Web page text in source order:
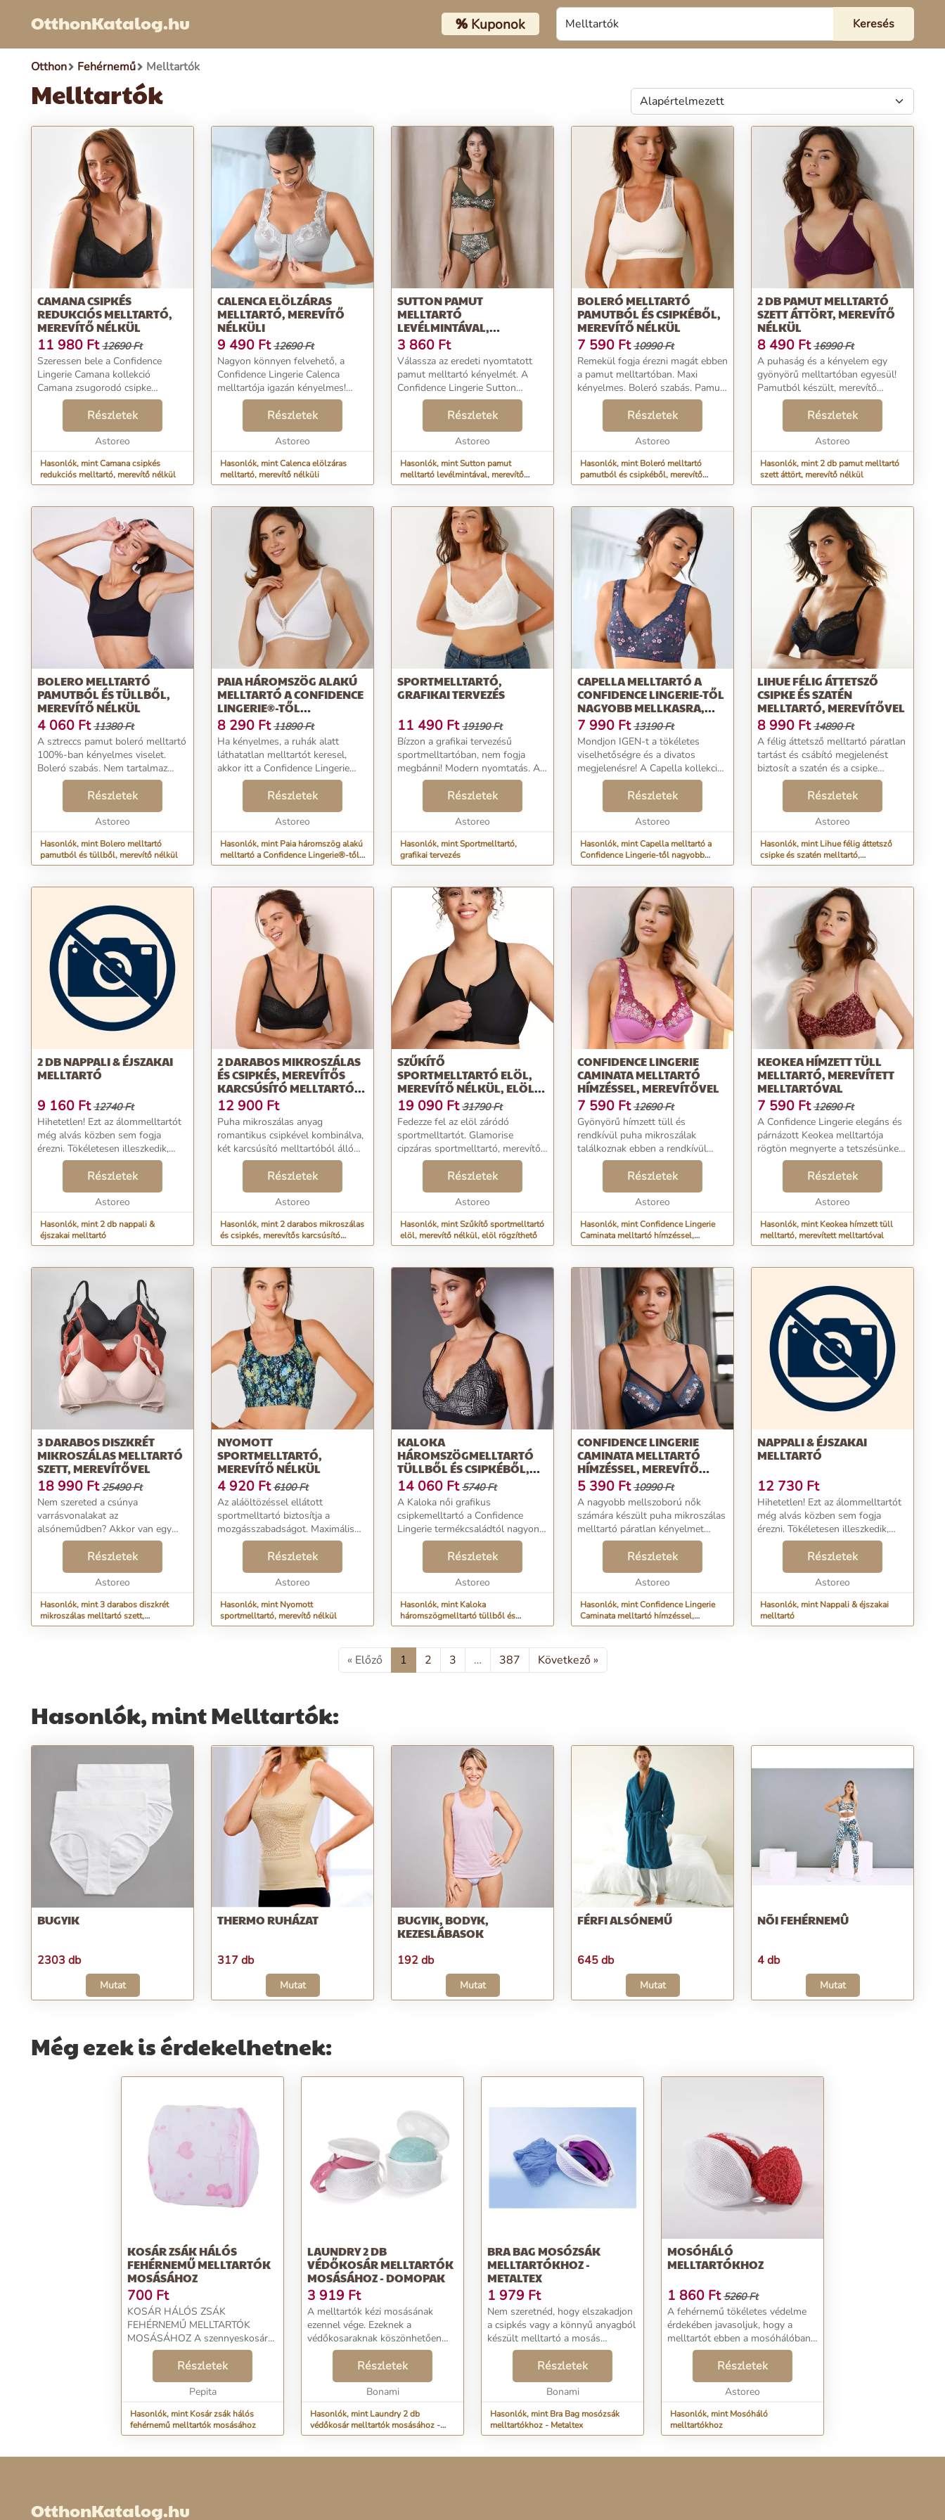
OtthonKatalog.hu %Kuponok
Otthon Fehérnemű Melltartók
Melltartók
CAMANA CSIPKÉS
REDUKCIÓS MELLTARTÓ,
MEREVÍTŐ NÉLKÜL
11 980 Ft 12690 Ft
Szeressen bele a Confidence
Lingerie Camana kollekció
Camana zsugorodó csipke
melltartójába. Nem tartalmaz
merevítőt. Zsugorodó hatású.
Enyhén csillogó csipke. Egyszínű
tüllel bélelt kosarak. Szatén p...
Részletek
Astoreo
Hasonlók, mint Camana csipkés
redukciós melltartó, merevítő nélkül
CALENCA ELÖLZÁRAS
MELLTARTÓ, MEREVÍTŐ
NÉLKÜLI
9 490 Ft 12690 Ft
Nagyon könnyen felvehető, a
Confidence Lingerie Calenca
melltartója igazán kényelmes!
Merevítő nélküli, elöl patenttal. A
kosarak teteje hímzett tüllből
készült. A kosarak alja szatén
kötött anyagból ...
Részletek
Astoreo
Hasonlók, mint Calenca elölzáras
melltartó, merevítő nélküli
SUTTON PAMUT
MELLTARTÓ
LEVÉLMINTÁVAL,
MEREVÍTŐ NÉLKÜL
3 860 Ft
Válassza az eredeti nyomtatott
pamut melltartó kényelmét. A
Confidence Lingerie Sutton
kollekciója. Exkluzív nyomtatás
többszínű trópusi mintával.
Hímzett kosaras felső rész. Kupa
alsó és hátsó része ...
Részletek
Astoreo
Hasonlók, mint Sutton pamut
melltartó levélmintával, merevítő
nélkül
BOLERÓ MELLTARTÓ
PAMUTBÓL ÉS CSIPKÉBŐL,
MEREVÍTŐ NÉLKÜL
7 590 Ft 10990 Ft
Remekül fogja érezni magát ebben
a pamut melltartóban. Maxi
kényelmes. Boleró szabás. Pamut
kosarak béléssel. Mell alatti
gumírozás. Széles pántok elöl és
hátul csipkével. Sportos szabású
hátrész. Hát...
Részletek
Astoreo
Hasonlók, mint Boleró melltartó
pamutból és csipkéből, merevítő
nélkül
2 DB PAMUT MELLTARTÓ
SZETT ÁTTÖRT, MEREVÍTŐ
NÉLKÜL
8 490 Ft 16990 Ft
A puhaság és a kényelem egy
gyönyörű melltartóban egyesül!
Pamutból készült, merevítő
nélkül. A kosarak felső része
csipkecsíkkal. Elöl elasztikus és
állítható pántok. Megerősítés a
mell alatt és az o...
Részletek
Astoreo
Hasonlók, mint 2 db pamut melltartó
szett áttört, merevítő nélkül
BOLERO MELLTARTÓ
PAMUTBÓL ÉS TÜLLBŐL,
MEREVÍTŐ NÉLKÜL
4 060 Ft 11380 Ft
A sztreccs pamut boleró melltartó
100%-ban kényelmes viselet.
Boleró szabás. Nem tartalmaz
merevítőt. Pamutból készült, elöl
bélelt. Nyakrész tüll betéttel.
Tüllel borított vállpántok elöl,
Részletek
Astoreo
Hasonlók, mint Bolero melltartó
pamutból és tüllből, merevítő nélkül
PAIA HÁROMSZÖG ALAKÚ
MELLTARTÓ A CONFIDENCE
LINGERIE®-TŐL
MIKROSZÁLAS ANYAGBÓL
ÉS HÍMZETT TÜLLBŐL,
FORMÁZOTT
KOSARAKKAL, MEREVÍTŐ
NÉLKÜL
8 290 Ft 11890 Ft
Ha kényelmes, a ruhák alatt
láthatatlan melltartót keresel,
akkor itt a Confidence Lingerie
Paia kollekciójának ez a
háromszög alakú, merevítő nélküli
melltartója. Háromszög szabású.
Formázott kosár h...
Részletek
Astoreo
Hasonlók, mint Paia háromszög alakú
melltartó a Confidence Lingerie®-től
mikroszálas anyagból és hímzett
merevítő nélkül
SPORTMELLTARTÓ,
GRAFIKAI TERVEZÉS
11 490 Ft 19190 Ft
Bízzon a grafikai tervezésű
sportmelltartóban, nem fogja
megbánni! Modern nyomtatás. A
mell alatt széles gumi. Széles
vállpántok, hátul sportos szabású.
Párnázott elöl és hátul. Díszített
nyakkivágás ...
Részletek
Astoreo
Hasonlók, mint Sportmelltartó,
grafikai tervezés
CAPELLA MELLTARTÓ A
CONFIDENCE LINGERIE-TŐL
NAGYOBB MELLKASRA,
MEREVÍTŐ NÉLKÜL
7 990 Ft 13190 Ft
Mondjon IGEN-t a tökéletes
viselhetőségre és a divatos
megjelenésre! A Capella kollekció
a Confidence Lingerie-től. Finom
virágmintás melltartó csipkével
díszített kosár felső részével.
Pamut bélésű k...
Részletek
Astoreo
Hasonlók, mint Capella melltartó a
Confidence Lingerie-től nagyobb
mellkasra, merevítő nélkül
LIHUE FÉLIG ÁTTETSZŐ
CSIPKE ÉS SZATÉN
MELLTARTÓ, MEREVÍTŐVEL
8 990 Ft 14890 Ft
A félig áttetsző melltartó páratlan
tartást és csábító megjelenést
biztosít a szatén és a csipke
kombinációjának köszönhetően.
Alulvezetéssel. Lihue kollekció a
Confidence Lingerie-től. Félig
Részletek
Astoreo
Hasonlók, mint Lihue félig áttetsző
csipke és szatén melltartó,
merevítővel
2 DB NAPPALI & ÉJSZAKAI
MELLTARTÓ
9 160 Ft 12740 Ft
Hihetetlen! Ezt az álommelltartót
még alvás közben sem fogja
érezni. Tökéletesen illeszkedik,
formáz és támaszt - horgok,
hurkok és merevítők nélkül is. Az
innovatív rombuszszövet
könnyedén alkalmazko...
Részletek
Astoreo
Hasonlók, mint 2 db nappali &
éjszakai melltartó
2 DARABOS MIKROSZÁLAS
ÉS CSIPKÉS, MEREVÍTŐS
KARCSÚSÍTÓ MELLTARTÓ
SZETT
12 900 Ft
Puha mikroszálas anyag
romantikus csipkével kombinálva,
két karcsúsító melltartóból álló
szett. Merevítős. Minimalizáló
hatás. Tüllbel bélelt kosarak.
Csipke és tüll felsőkosár.
Mikroszálas alsó kosar...
Részletek
Astoreo
Hasonlók, mint 2 darabos mikroszálas
és csipkés, merevítős karcsúsító
melltartó szett
SZŰKÍTŐ
SPORTMELLTARTÓ ELÖL,
MEREVÍTŐ NÉLKÜL, ELÖL
RÖGZÍTHETŐ
19 090 Ft 31790 Ft
Fedezze fel az elöl záródó
sportmelltartót. Glamorise
cipzáras sportmelltartó, merevítő
nélkül. Thermo kötött anyag
elvezeti az izzadságot a száraz
érzésért. Kéttónusú szatén kötés.
Elülső cipzár rejt...
Részletek
Astoreo
Hasonlók, mint Szűkítő sportmelltartó
elöl, merevítő nélkül, elöl rögzíthető
CONFIDENCE LINGERIE
CAMINATA MELLTARTÓ
HÍMZÉSSEL, MEREVÍTŐVEL
7 590 Ft 12690 Ft
Gyönyörű hímzett tüll és
rendkívül puha mikroszálak
találkoznak ebben a rendkívül
kényelmes és szűkítő
melltartóban! A klasszikus
Caminata drótos melltartó a
Confidence Lingerie cégtől. Ülés a
Részletek
Astoreo
Hasonlók, mint Confidence Lingerie
Caminata melltartó hímzéssel,
merevítővel
KEOKEA HÍMZETT TÜLL
MELLTARTÓ, MEREVÍTETT
MELLTARTÓVAL
7 590 Ft 12690 Ft
A Confidence Lingerie elegáns és
párnázott Keokea melltartója
rögtön megnyerte a tetszésünket.
Keokea Collection by Confidence
Lingerie. Rugókkal. Megerősített
kivitel. Hímzett tüllből készült.
Részletek
Astoreo
Hasonlók, mint Keokea hímzett tüll
melltartó, merevített melltartóval
3 DARABOS DISZKRÉT
MIKROSZÁLAS MELLTARTÓ
SZETT, MEREVÍTŐVEL
18 990 Ft 25490 Ft
Nem szereted a csúnya
varrásvonalakat az
alsóneműdben? Akkor van egy
nagyszerű, diszkrét merevítős
melltartónk számodra! Félig
párnázott, varrás nélküli,
formázott kosár. Mikroszálas
Részletek
Astoreo
Hasonlók, mint 3 darabos diszkrét
mikroszálas melltartó szett,
merevítővel
NYOMOTT
SPORTMELLTARTÓ,
MEREVÍTŐ NÉLKÜL
4 920 Ft 6100 Ft
Az aláöltözéssel ellátott
sportmelltartó biztosítja a
mozgásszabadságot. Maximális
kényelem és divatos, teljesen
diszkrét nyomtatás. Nem
tartalmaz merevítőt. Széles
gumiszalag a mell alatt. Formás
Részletek
Astoreo
Hasonlók, mint Nyomott
sportmelltartó, merevítő nélkül
KALOKA
HÁROMSZÖGMELLTARTÓ
TÜLLBŐL ÉS CSIPKÉBŐL,
MEREVÍTŐ NÉLKÜL
14 060 Ft 5740 Ft
A Kaloka női grafikus
csipkemelltartó a Confidence
Lingerie termékcsaládtól nagyon
kényelmes viselet. Kaloka
kollekció a Confidence Lingerie-
től. Nem tartalmaz merevítőt.
Háromszög alakú szabás. Csipk...
Részletek
Astoreo
Hasonlók, mint Kaloka
háromszögmelltartó tüllből és
csipkéből, merevítő nélkül
CONFIDENCE LINGERIE
CAMINATA MELLTARTÓ
HÍMZÉSSEL, MEREVÍTŐ
NÉLKÜL
5 390 Ft 10990 Ft
A nagyobb mellszoború nők
számára készült puha mikroszálas
melltartó páratlan kényelmet
biztosít, és gyönyörű hímzésekkel
díszített. Caminata klasszikus
aládrót melltartó a Confidence
Lingerie-től. A ...
Részletek
Astoreo
Hasonlók, mint Confidence Lingerie
Caminata melltartó hímzéssel,
merevítő nélkül
NAPPALI & ÉJSZAKAI
MELLTARTÓ
12 730 Ft
Hihetetlen! Ezt az álommelltartót
még alvás közben sem fogja
érezni. Tökéletesen illeszkedik,
formáz és támaszt - hurkok és
merevítők nélkül is. Az innovatív
rombuszszövet könnyedén
alkalmazkodik az Ö...
Részletek
Astoreo
Hasonlók, mint Nappali & éjszakai
melltartó
« Előző 1 2 3 … 387 Következő »
Hasonlók, mint Melltartók:
BUGYIK
2303 db
Mutat
THERMO RUHÁZAT
317 db
Mutat
BUGYIK, BODYK,
KEZESLÁBASOK
192 db
Mutat
FÉRFI ALSÓNEMŰ
645 db
Mutat
NÕI FEHÉRNEMÛ
4 db
Mutat
Még ezek is érdekelhetnek:
KOSÁR ZSÁK HÁLÓS
FEHÉRNEMŰ MELLTARTÓK
MOSÁSÁHOZ
700 Ft
KOSÁR HÁLÓS ZSÁK
FEHÉRNEMŰ MELLTARTÓK
MOSÁSÁHOZ A szennyeskosár
megvédi a kényes melltartókat
mosás, öblítés és centrifugálás
közben. A fehérneműket és
zoknikat is megóvja a mosás
Részletek
Pepita
Hasonlók, mint Kosár zsák hálós
fehérnemű melltartók mosásához
LAUNDRY 2 DB
VÉDŐKOSÁR MELLTARTÓK
MOSÁSÁHOZ - DOMOPAK
3 919 Ft
A melltartók kézi mosásának
ezennel vége. Ezeknek a
védőkosaraknak köszönhetően
kedvenc melltartóidat beteheted a
mosógépbe is! A Domopak márka
kellékei megkönnyítik a
mindennapokat!...
Részletek
Bonami
Hasonlók, mint Laundry 2 db
védőkosár melltartók mosásához -
Domopak
BRA BAG MOSÓZSÁK
MELLTARTÓKHOZ -
METALTEX
1 979 Ft
Nem szeretnéd, hogy elszakadjon
a csipkés vagy a könnyű anyagból
készült melltartó a mosás
közben? Használd ezt a
védőtasakot, amelynek
köszönhetően a fehérneműid
mindig biztonságban lesznek....
Részletek
Bonami
Hasonlók, mint Bra Bag mosózsák
melltartókhoz - Metaltex
MOSÓHÁLÓ
MELLTARTÓKHOZ
1 860 Ft 5260 Ft
A fehérnemű tökéletes védelme
érdekében javasoljuk, hogy a
melltartót ebben a mosóhálóban
mossa. Cipzáras záródás. Hurok a
felakasztáshoz. Alsóneműjének
védelmére mosás közben....
Részletek
Astoreo
Hasonlók, mint Mosóháló
melltartókhoz
OtthonKatalog.hu